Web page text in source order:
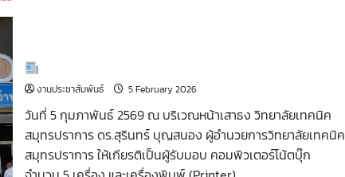
งานประชาสัมพันธ์ 5 February 2026
วันที่ 5 กุมภาพันธ์ 2569 ณ บริเวณหน้าเสาธง วิทยาลัยเทคนิค
สมุทรปราการ ดร.สุรินทร์ บุญสนอง ผู้อำนวยการวิทยาลัยเทคนิค
สมุทรปราการ ให้เกียรติเป็นผู้รับมอบ คอมพิวเตอร์โน้ตบุ๊ก